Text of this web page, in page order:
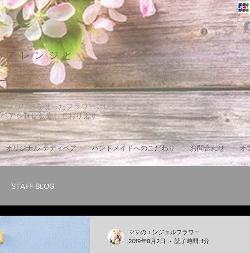
アレンジと
フラワーを使ったフラワーアレンジと
アを制作販売しております。
オリジナル テディベア ハンドメイドへのこだわり お問合わせ オ
STAFF BLOG
ママのエンジェルフラワー
2019年8月2日
読了時間: 1分